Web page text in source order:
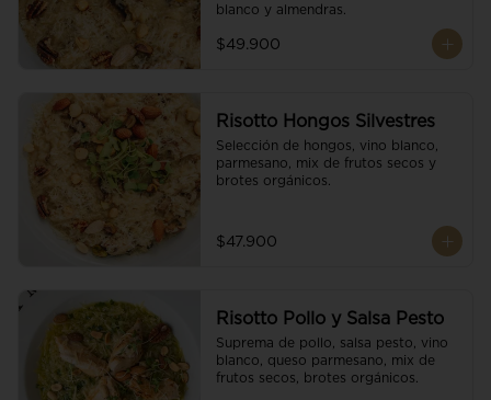
blanco y almendras.
$49.900
Risotto Hongos Silvestres
Selección de hongos, vino blanco,
parmesano, mix de frutos secos y
brotes orgánicos.
$47.900
Risotto Pollo y Salsa Pesto
Suprema de pollo, salsa pesto, vino
blanco, queso parmesano, mix de
frutos secos, brotes orgánicos.